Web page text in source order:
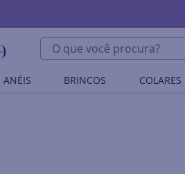
O que você procura?
ANÉIS BRINCOS COLARES